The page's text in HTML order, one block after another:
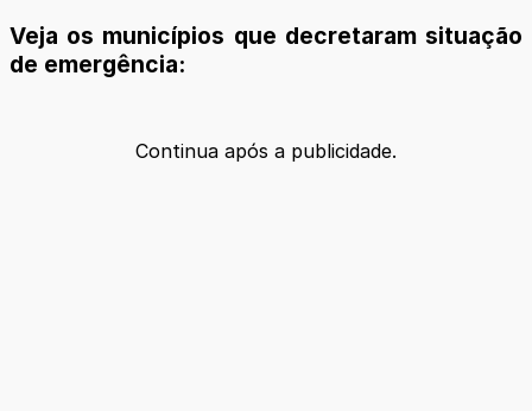
Veja os municípios que decretaram situação
de emergência:
Continua após a publicidade.